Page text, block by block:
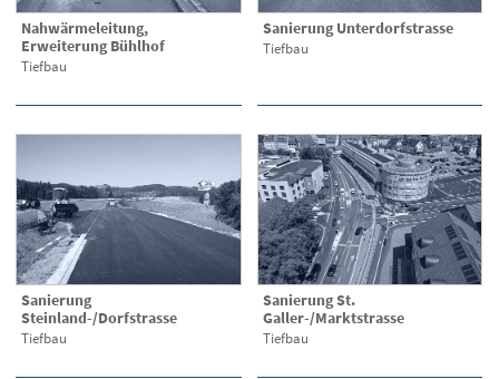
Nahwärmeleitung,
Erweiterung Bühlhof
Tiefbau
Sanierung Unterdorfstrasse
Tiefbau
Sanierung
Steinland-/Dorfstrasse
Tiefbau
Sanierung St.
Galler-/Marktstrasse
Tiefbau